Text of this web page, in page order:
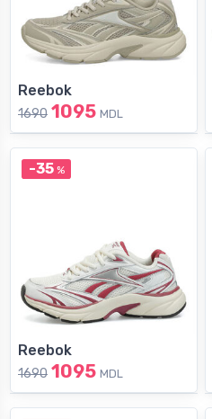
Reebok
1690 1095 MDL
-35%
Reebok
1690 1095 MDL